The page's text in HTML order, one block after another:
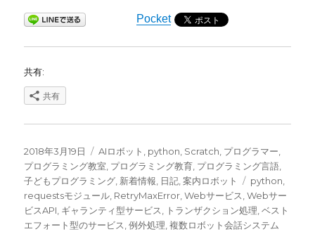
Pocket
共有:
共有
投
稿
日:
2018年3月19日
カ
テ
ゴ
リ
ー
AIロボット python Scratch プログラマー
プログラミング教室 プログラミング教育 プログラミング言語
子どもプログラミング 新着情報 日記 ,案内ロボット
タ
グ
python
requestsモジュール RetryMaxError ,Webサービス ,Webサー
ビスAPI ギャランティ型サービス トランザクション処理 ,ベスト
エフォート型のサービス ,例外処理 ,複数ロボット会話システム